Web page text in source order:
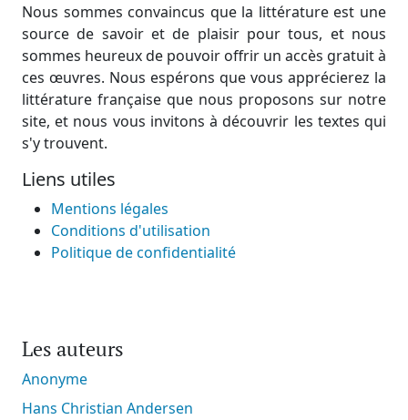
Nous sommes convaincus que la littérature est une
source de savoir et de plaisir pour tous, et nous
sommes heureux de pouvoir offrir un accès gratuit à
ces œuvres. Nous espérons que vous apprécierez la
littérature française que nous proposons sur notre
site, et nous vous invitons à découvrir les textes qui
s'y trouvent.
Liens utiles
Mentions légales
Conditions d'utilisation
Politique de confidentialité
Les auteurs
Anonyme
Hans Christian Andersen